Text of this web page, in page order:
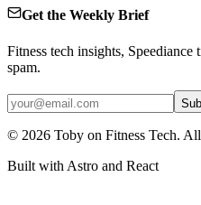
Get the Weekly Brief
Fitness tech insights,
spam.
© 2026 Toby on Fitness Tech.
Built with Astro and React